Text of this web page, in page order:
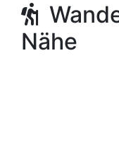
Nähe